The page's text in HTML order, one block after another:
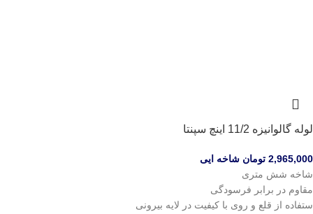
لوله گالوانیزه 11/2 اینچ سپنتا
2,965,000 تومان شاخه ایی
شاخه شش متری
مقاوم در برابر فرسودگی
ستفاده از قلع و روی با کیفیت در لایه بیرونی